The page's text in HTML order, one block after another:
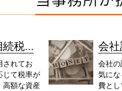
税...
されてお
じて税率が
高額な資産
会
会社
気に
費と